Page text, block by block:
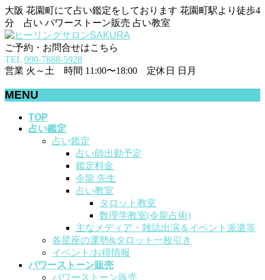
大阪 花園町にて占い鑑定をしております 花園町駅より徒歩4
分 占い パワーストーン販売 占い教室
ご予約・お問合せはこちら
TEL 090-7888-5928
営業 火～土 時間 11:00〜18:00 定休日 日月
MENU
TOP
占い鑑定
占い鑑定
占い師出勤予定
鑑定料金
令龍 先生
占い教室
タロット教室
数理学教室(令龍占術)
主なメディア・雑誌出演＆イベント派遣等
各星座の運勢&タロット一枚引き
イベント/お得情報
パワーストーン販売
パワーストーン販売